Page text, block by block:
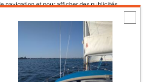
navigation et pour afficher des publicités
à ces technologies nous autorisera à
que le comportement de navigation ou les ID
de ne pas consentir ou de retirer son
un effet négatif sur certaines fonctonnalités et
Accepter
(Gironde; France)
6,000.00€
à voile Tes 678 BT